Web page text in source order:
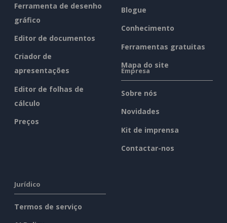
Ferramenta de desenho
gráfico
Editor de documentos
Criador de
apresentações
Editor de folhas de
cálculo
Preços
Blogue
Conhecimento
Ferramentas gratuitas
Mapa do site
Empresa
Sobre nós
Novidades
Kit de imprensa
Contactar-nos
Jurídico
Termos de serviço